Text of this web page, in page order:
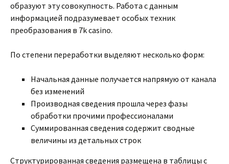
образуют эту совокупность. Работа с данным
информацией подразумевает особых техник
преобразования в 7k casino.
По степени переработки выделяют несколько форм:
Начальная данные получается напрямую от канала
без изменений
Производная сведения прошла через фазы
обработки прочими профессионалами
Суммированная сведения содержит сводные
величины из детальных строк
Структурированная сведения размещена в таблицы с